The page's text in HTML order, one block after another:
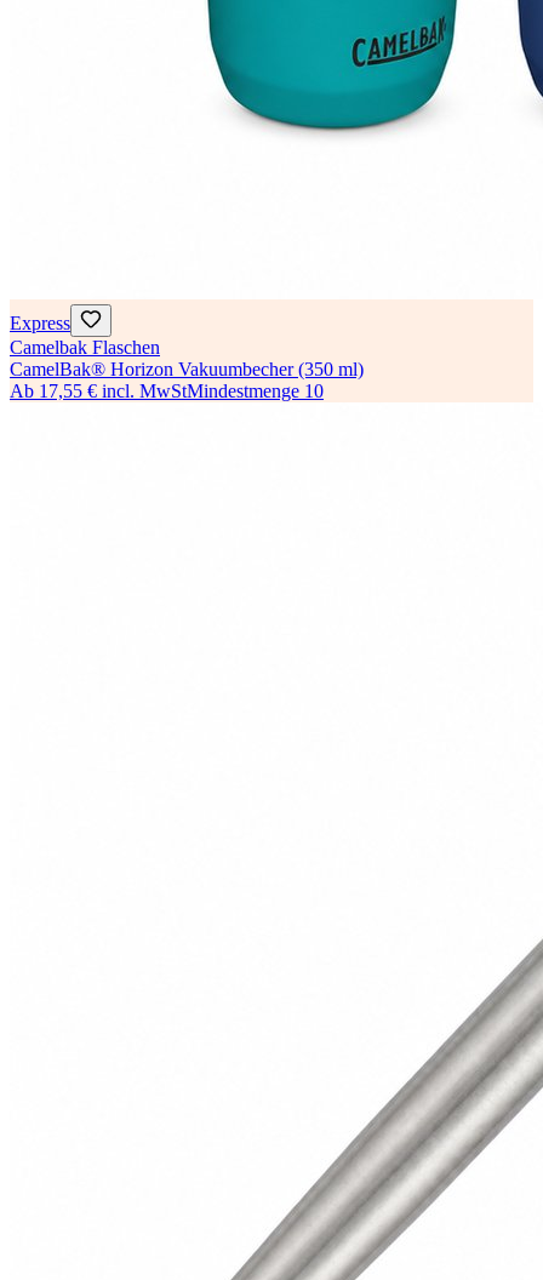
Express
Camelbak Flaschen
CamelBak® Horizon Vakuumbecher (350 ml)
Ab 17,55 € incl. MwStMindestmenge 10